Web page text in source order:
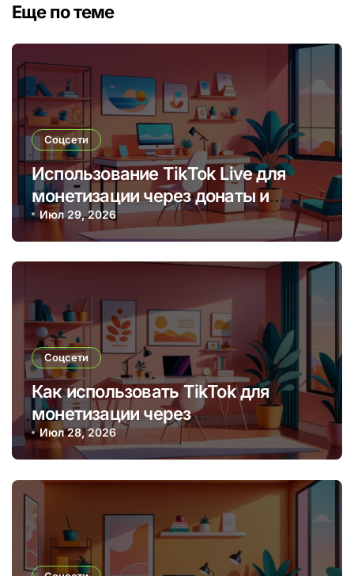
Еще по теме
Соцсети
Использование TikTok Live для
монетизации через донаты и
платные подписки
Июл 29, 2026
Соцсети
Как использовать TikTok для
монетизации через
брендированные видео и
партнерские программы
Июл 28, 2026